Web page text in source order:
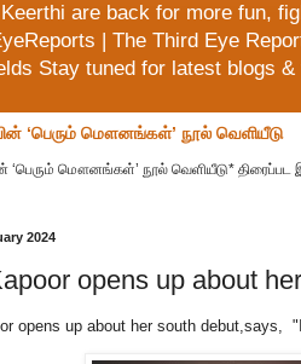
are back for more fun,
| The Third Eye
Stay tuned for latest blogs
‘பெரும் மௌனங்கள்’ நூல் வெளியீடு
‘பெரும் மௌனங்கள்’ நூல் வெளியீடு*
2024
opens up about
opens up about her south debut,says,